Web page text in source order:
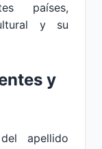
países,
y su
y
apellido